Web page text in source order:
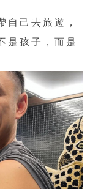
自己去旅遊，
是孩子，而是